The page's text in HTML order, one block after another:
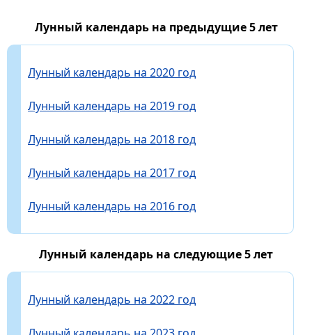
Лунный календарь на предыдущие 5 лет
Лунный календарь на 2020 год
Лунный календарь на 2019 год
Лунный календарь на 2018 год
Лунный календарь на 2017 год
Лунный календарь на 2016 год
Лунный календарь на следующие 5 лет
Лунный календарь на 2022 год